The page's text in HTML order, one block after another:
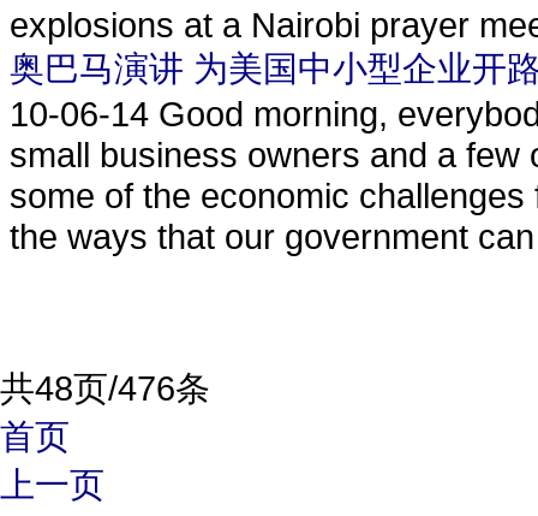
explosions at a Nairobi prayer
奥巴马演讲 为美国中小型企业开
10-06-14 Good morning,
small business owners and a
some of the economic
the ways that our government
共48页/476条
首页
上一页